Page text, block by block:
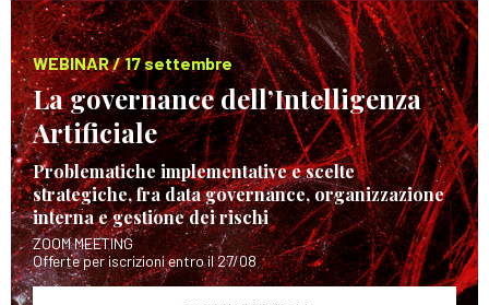
WEBINAR / 17 settembre
La governance dell’Intelligenza
Artificiale
Problematiche implementative e scelte
strategiche, fra data governance, organizzazione
interna e gestione dei rischi
ZOOM MEETING
Offerte per iscrizioni entro il 27/08